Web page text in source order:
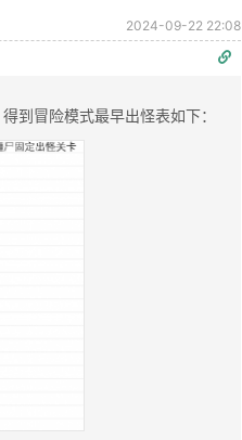
2024-09-22 22:08
到冒险模式最早出怪表如下：